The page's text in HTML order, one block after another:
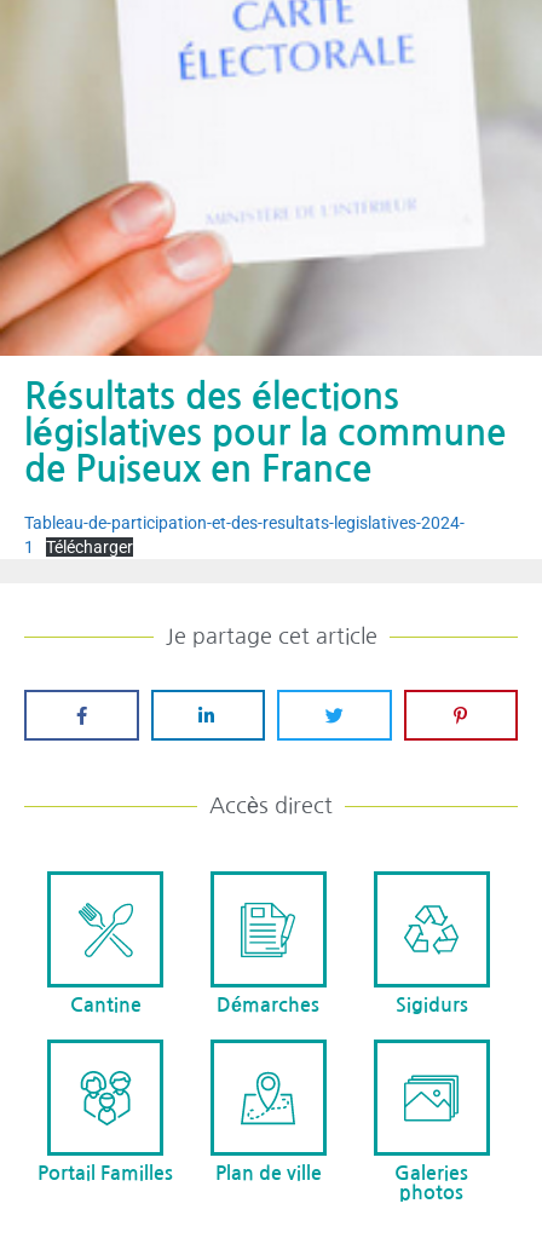
Résultats des élections
législatives pour la commune
de Puiseux en France
Tableau-de-participation-et-des-resultats-legislatives-2024-
1
Télécharger
Je partage cet article
Accès direct
Cantine Démarches Sigidurs
Portail Familles Plan de ville
Galeries
photos